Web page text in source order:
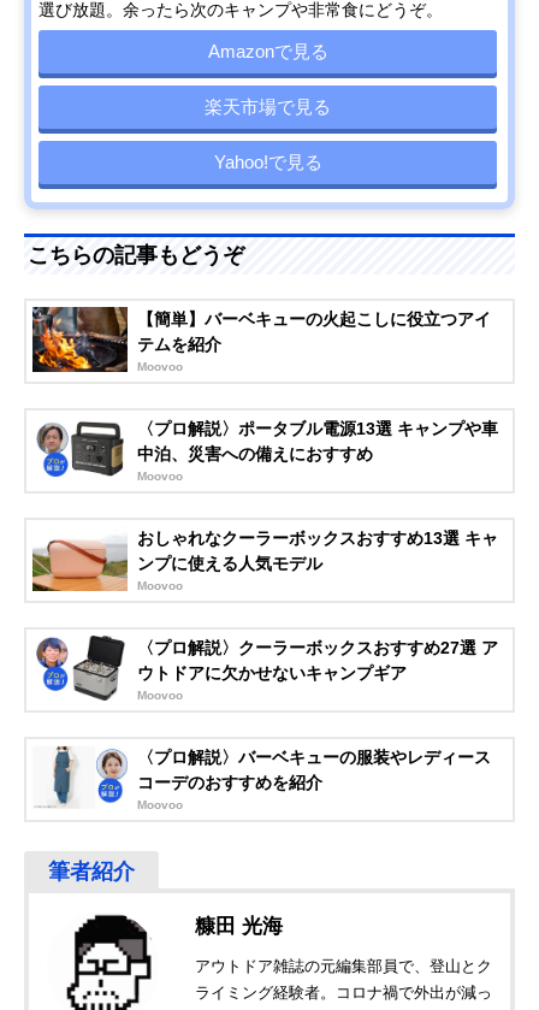
選び放題。余ったら次のキャンプや非常食にどうぞ。
Amazonで見る
楽天市場で見る
Yahoo!で見る
こちらの記事もどうぞ
【簡単】バーベキューの火起こしに役立つアイ
テムを紹介
Moovoo
〈プロ解説〉ポータブル電源13選 キャンプや車
中泊、災害への備えにおすすめ
Moovoo
おしゃれなクーラーボックスおすすめ13選 キャ
ンプに使える人気モデル
Moovoo
〈プロ解説〉クーラーボックスおすすめ27選 ア
ウトドアに欠かせないキャンプギア
Moovoo
〈プロ解説〉バーベキューの服装やレディース
コーデのおすすめを紹介
Moovoo
糠田 光海
アウトドア雑誌の元編集部員で、登山とク
ライミング経験者。コロナ禍で外出が減っ